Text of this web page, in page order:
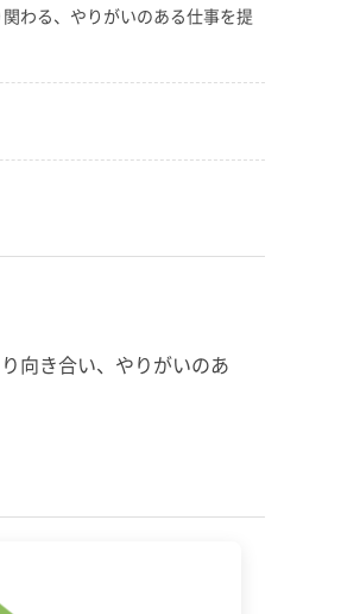
わる、やりがいのある仕事を提
向き合い、やりがいのあ